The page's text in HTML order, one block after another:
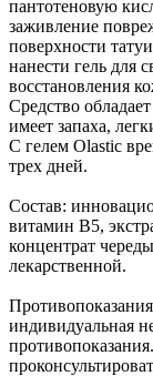
пантотеновую
заживление
поверхности
нанести гель для
восстановления
Средство
имеет запаха,
С гелем Olastic
трех дней.
Состав:
витамин В5,
концентрат
лекарственной.
индивидуальная